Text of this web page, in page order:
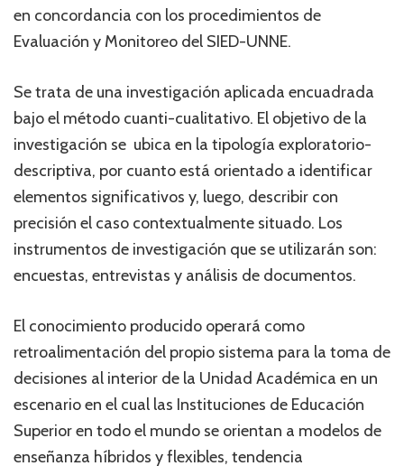
en concordancia con los procedimientos de
Evaluación y Monitoreo del SIED-UNNE.
Se trata de una investigación aplicada encuadrada
bajo el método cuanti-cualitativo. El objetivo de la
investigación se ubica en la tipología exploratorio-
descriptiva, por cuanto está orientado a identificar
elementos significativos y, luego, describir con
precisión el caso contextualmente situado. Los
instrumentos de investigación que se utilizarán son:
encuestas, entrevistas y análisis de documentos.
El conocimiento producido operará como
retroalimentación del propio sistema para la toma de
decisiones al interior de la Unidad Académica en un
escenario en el cual las Instituciones de Educación
Superior en todo el mundo se orientan a modelos de
enseñanza híbridos y flexibles, tendencia